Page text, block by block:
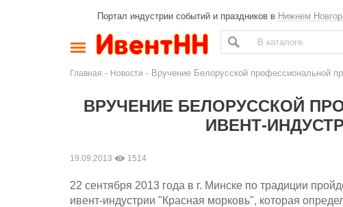
Портал индустрии событий и праздников в Нижнем
Главная - Новости - Вручение Белорусской профессиональной
ВРУЧЕНИЕ БЕЛОРУССКОЙ
ИВЕНТ-
19.09.2013 1514
22 сентября 2013 года в г. Минске по традиции
ивент-индустрии "Красная морковь", которая